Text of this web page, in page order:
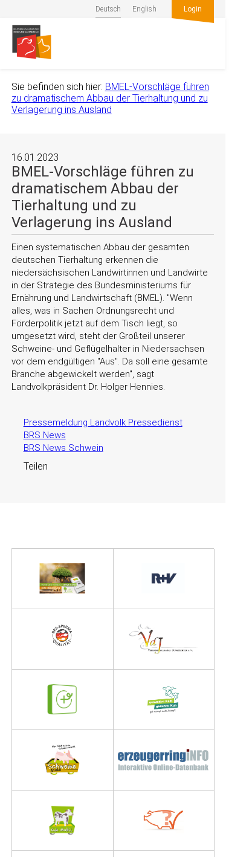
Deutsch English Login
Sie befinden sich hier: BMEL-Vorschläge führen
zu dramatischem Abbau der Tierhaltung und zu
Verlagerung ins Ausland
16.01.2023
BMEL-Vorschläge führen zu
dramatischem Abbau der
Tierhaltung und zu
Verlagerung ins Ausland
Einen systematischen Abbau der gesamten
deutschen Tierhaltung erkennen die
niedersächsischen Landwirtinnen und Landwirte
in der Strategie des Bundesministeriums für
Ernährung und Landwirtschaft (BMEL). Wenn
alles, was in Sachen Ordnungsrecht und
Förderpolitik jetzt auf dem Tisch liegt, so
umgesetzt wird, steht der Großteil unserer
Schweine- und Geflügelhalter in Niedersachsen
vor dem endgültigen Aus . Da soll eine gesamte
Branche abgewickelt werden , sagt
Landvolkpräsident Dr. Holger Hennies.
Pressemeldung Landvolk Pressedienst
BRS News
BRS News Schwein
Teilen